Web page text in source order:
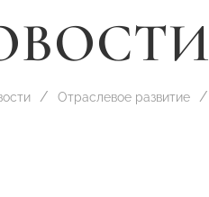
Отраслевое развитие